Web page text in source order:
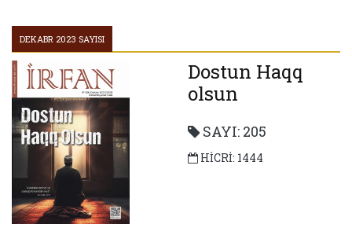
DEKABR 2023 SAYISI
Dostun Haqq
olsun
SAYI: 205
HİCRİ: 1444